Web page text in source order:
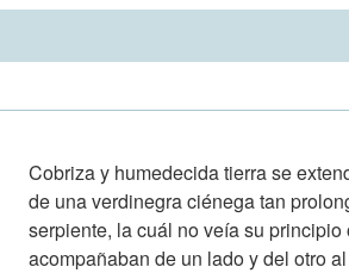
Cobriza y humedecida tierra se
de una verdinegra ciénega tan
serpiente, la cuál no veía su
acompañaban de un lado y del otro